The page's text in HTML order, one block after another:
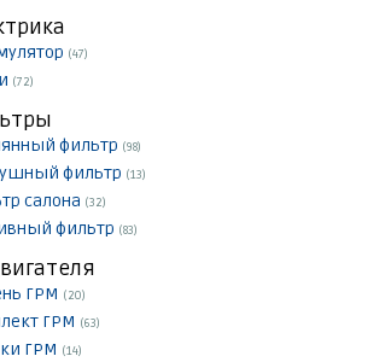
(47)
(72)
фильтр (98)
фильтр (13)
салона (32)
фильтр (83)
ГРМ (20)
ГРМ (63)
ГРМ (14)